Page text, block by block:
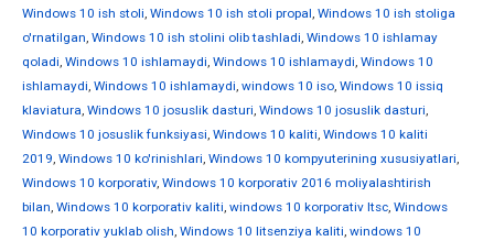
Windows 10 ish stoli, Windows 10 ish stoli propal, Windows 10 ish stoliga
o'rnatilgan, Windows 10 ish stolini olib tashladi, Windows 10 ishlamay
qoladi, Windows 10 ishlamaydi, Windows 10 ishlamaydi, Windows 10
ishlamaydi, Windows 10 ishlamaydi, windows 10 iso, Windows 10 issiq
klaviatura, Windows 10 josuslik dasturi, Windows 10 josuslik dasturi,
Windows 10 josuslik funksiyasi, Windows 10 kaliti, Windows 10 kaliti
2019, Windows 10 ko'rinishlari, Windows 10 kompyuterining xususiyatlari,
Windows 10 korporativ, Windows 10 korporativ 2016 moliyalashtirish
bilan, Windows 10 korporativ kaliti, windows 10 korporativ ltsc, Windows
10 korporativ yuklab olish, Windows 10 litsenziya kaliti, windows 10